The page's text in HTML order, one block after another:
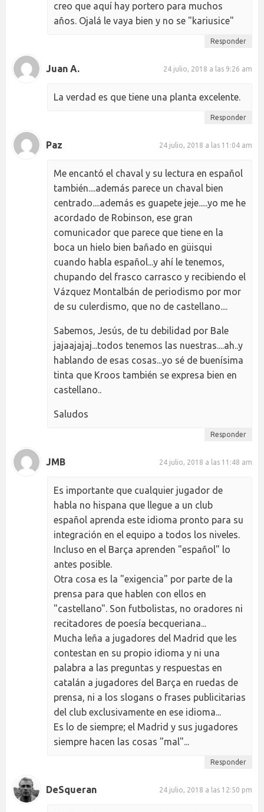
creo que aquí hay portero para muchos
años. Ojalá le vaya bien y no se "kariusice"
Responder
Juan A. 24 julio, 2018 a las 9:26 am
La verdad es que tiene una planta excelente.
Responder
Paz 24 julio, 2018 a las 11:04 am
Me encantó el chaval y su lectura en español
también....además parece un chaval bien
centrado....además es guapete jeje.....yo me he
acordado de Robinson, ese gran
comunicador que parece que tiene en la
boca un hielo bien bañado en güisqui
cuando habla español...y ahí le tenemos,
chupando del frasco carrasco y recibiendo el
Vázquez Montalbán de periodismo por mor
de su culerdismo, que no de castellano....
Sabemos, Jesús, de tu debilidad por Bale
jajaajajaj...todos tenemos las nuestras....ah..y
hablando de esas cosas...yo sé de buenísima
tinta que Kroos también se expresa bien en
castellano..
Saludos
Responder
JMB 24 julio, 2018 a las 11:48 am
Es importante que cualquier jugador de
habla no hispana que llegue a un club
español aprenda este idioma pronto para su
integración en el equipo a todos los niveles.
Incluso en el Barça aprenden "español" lo
antes posible.
Otra cosa es la "exigencia" por parte de la
prensa para que hablen con ellos en
"castellano". Son futbolistas, no oradores ni
recitadores de poesía becqueriana...
Mucha leña a jugadores del Madrid que les
contestan en su propio idioma y ni una
palabra a las preguntas y respuestas en
catalán a jugadores del Barça en ruedas de
prensa, ni a los slogans o frases publicitarias
del club exclusivamente en ese idioma...
Es lo de siempre; el Madrid y sus jugadores
siempre hacen las cosas "mal"...
Responder
DeSqueran 24 julio, 2018 a las 12:50 pm